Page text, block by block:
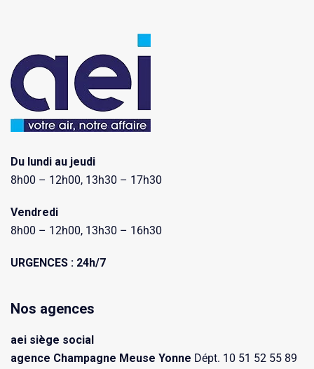
Du lundi au jeudi
8h00 – 12h00, 13h30 – 17h30
Vendredi
8h00 – 12h00, 13h30 – 16h30
URGENCES : 24h/7
Nos agences
aei siège social
agence Champagne Meuse Yonne Dépt. 10 51 52 55 89